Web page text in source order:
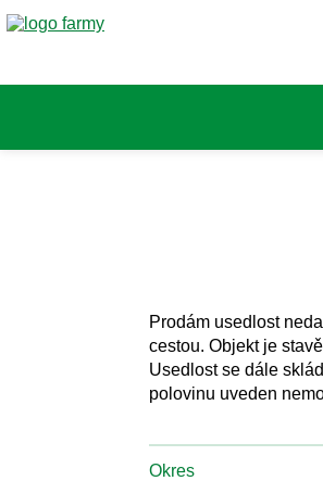
Prodám usedlost
cestou. Objekt je
Usedlost se dále
polovinu uveden
Okres